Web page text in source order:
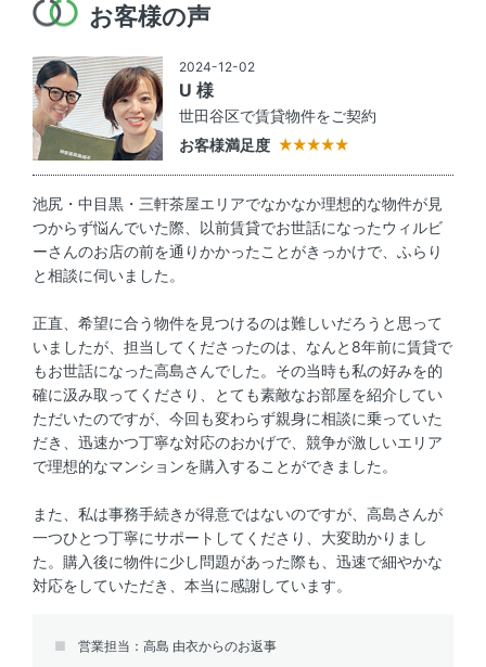
お客様の声
2024-12-02
U 様
世田谷区で賃貸物件をご契約
お客様満足度
池尻・中目黒・三軒茶屋エリアでなかなか理想的な物件が見
つからず悩んでいた際、以前賃貸でお世話になったウィルビ
ーさんのお店の前を通りかかったことがきっかけで、ふらり
と相談に伺いました。
正直、希望に合う物件を見つけるのは難しいだろうと思って
いましたが、担当してくださったのは、なんと8年前に賃貸で
もお世話になった高島さんでした。その当時も私の好みを的
確に汲み取ってくださり、とても素敵なお部屋を紹介してい
ただいたのですが、今回も変わらず親身に相談に乗っていた
だき、迅速かつ丁寧な対応のおかげで、競争が激しいエリア
で理想的なマンションを購入することができました。
また、私は事務手続きが得意ではないのですが、高島さんが
一つひとつ丁寧にサポートしてくださり、大変助かりまし
た。購入後に物件に少し問題があった際も、迅速で細やかな
対応をしていただき、本当に感謝しています。
営業担当：高島 由衣からのお返事